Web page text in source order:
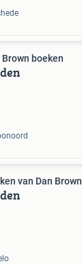
Brown boeken
van Dan Brown